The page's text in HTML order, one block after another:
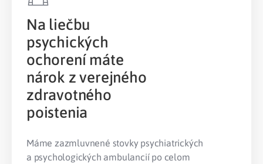
Na liečbu
psychických
ochorení máte
nárok z verejného
zdravotného
poistenia
Máme zazmluvnené stovky psychiatrických
a psychologických ambulancií po celom